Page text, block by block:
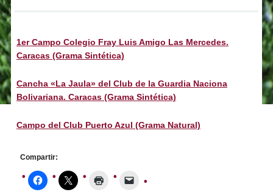
1er Campo Colegio Fray Luis Amigo Las Mercedes.
Caracas (Grama Sintética)
Cancha «La Jaula» del Club de la Guardia Naciona
Bolivariana. Caracas (Grama Sintética)
Campo del Club Puerto Azul (Grama Natural)
Compartir: